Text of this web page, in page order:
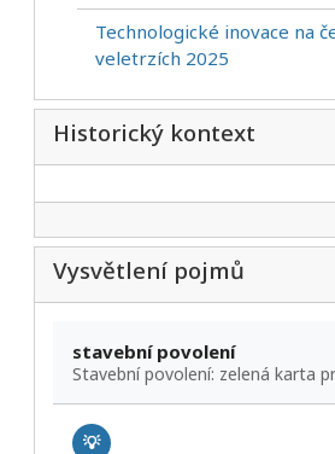
Technologické inovace na
veletrzích 2025
Historický kontext
Vysvětlení pojmů
stavební povolení
Stavební povolení: zelená karta
💡